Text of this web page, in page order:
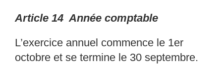
Article 14 Année comptable
L’exercice annuel commence le 1er
octobre et se termine le 30 septembre.